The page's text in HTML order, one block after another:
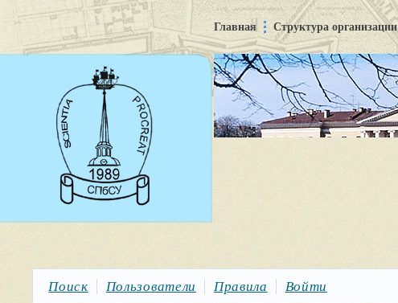
Главная Структура организации
Поиск Пользователи Правила Войти